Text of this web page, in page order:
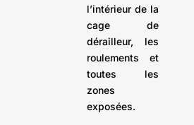
l’intérieur de la
cage de
dérailleur, les
roulements et
toutes les
zones
exposées.